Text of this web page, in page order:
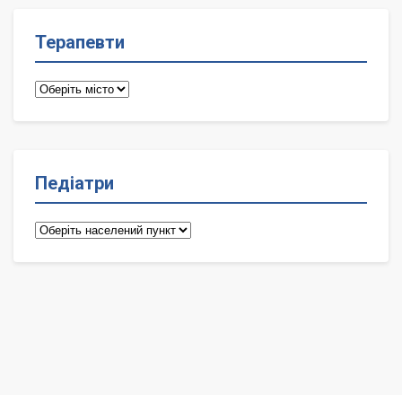
Терапевти
Терапевти
Педіатри
Педіатри